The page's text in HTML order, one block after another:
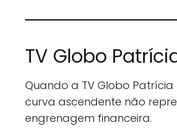
TV Globo
Quando a TV Globo
curva ascendente não
engrenagem financeira.